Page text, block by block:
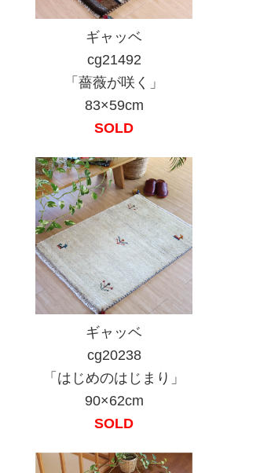
ギャッベ
cg21492
「薔薇が咲く」
83×59cm
SOLD
ギャッベ
cg20238
「はじめのはじまり」
90×62cm
SOLD